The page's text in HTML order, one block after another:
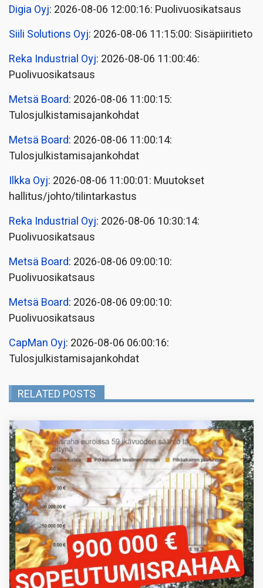
Digia Oyj: 2026-08-06 12:00:16: Puolivuosikatsaus
Siili Solutions Oyj: 2026-08-06 11:15:00: Sisäpiiritieto
Reka Industrial Oyj: 2026-08-06 11:00:46:
Puolivuosikatsaus
Metsä Board: 2026-08-06 11:00:15:
Tulosjulkistamisajankohdat
Metsä Board: 2026-08-06 11:00:14:
Tulosjulkistamisajankohdat
Ilkka Oyj: 2026-08-06 11:00:01: Muutokset
hallitus/johto/tilintarkastus
Reka Industrial Oyj: 2026-08-06 10:30:14:
Puolivuosikatsaus
Metsä Board: 2026-08-06 09:00:10:
Puolivuosikatsaus
Metsä Board: 2026-08-06 09:00:10:
Puolivuosikatsaus
CapMan Oyj: 2026-08-06 06:00:16:
Tulosjulkistamisajankohdat
RELATED POSTS